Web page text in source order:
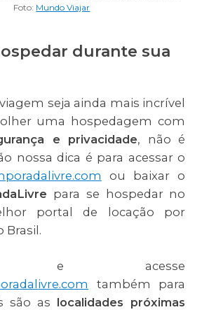
Foto: Mundo Viajar
durante sua
seja ainda mais incrível
uma hospedagem com
e privacidade, não é
nossa dica é para acessar o
ou baixar o
para se hospedar no
portal de locação por
Brasil.
e acesse
também para
são as localidades próximas